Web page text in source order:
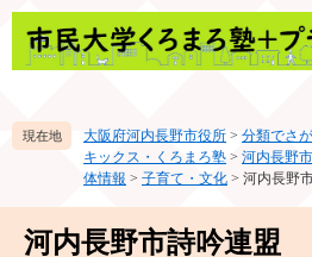
ペ
メ
て
大阪府河内長野市役所 > 分類でさ
キックス・くろまろ塾 > 河内長野
体情報 > 子育て・文化 > 河内長野
河内長野市詩吟連盟